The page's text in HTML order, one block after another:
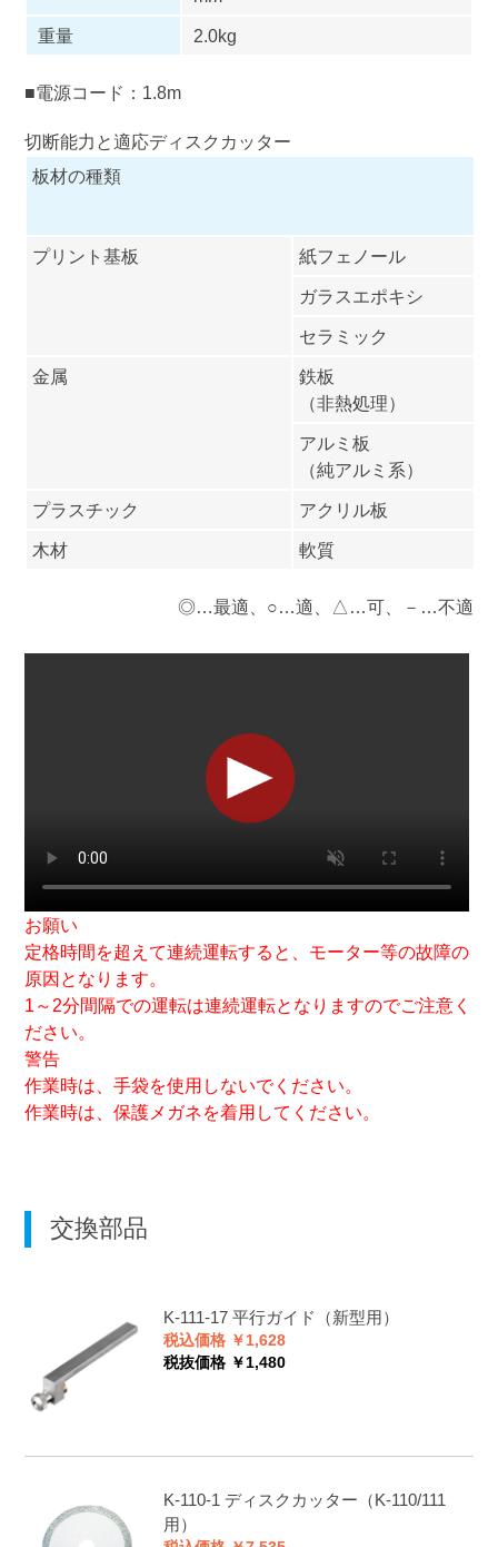
重量
2.0kg
■電源コード：1.8m
切断能力と適応ディスクカッター
板材の種類
プリント基板
紙フェノール
ガラスエポキシ
セラミック
金属
鉄板
（非熱処理）
アルミ板
（純アルミ系）
プラスチック
アクリル板
木材
軟質
◎…最適、○…適、△…可、－…不適
お願い
定格時間を超えて連続運転すると、モーター等の故障の
原因となります。
1～2分間隔での運転は連続運転となりますのでご注意く
ださい。
警告
作業時は、手袋を使用しないでください。
作業時は、保護メガネを着用してください。
交換部品
K-111-17 平行ガイド（新型用）
税込価格 ￥1,628
税抜価格 ￥1,480
K-110-1 ディスクカッター（K-110/111
用）